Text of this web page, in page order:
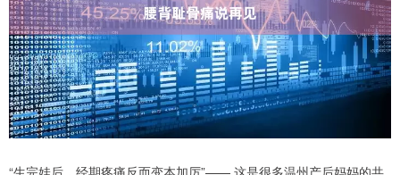
“生完娃后，经期疼痛反而变本加厉”—— 这是很多温州产后妈妈的共